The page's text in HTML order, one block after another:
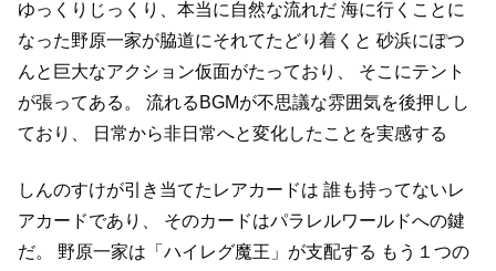
ゆっくりじっくり、本当に自然な流れだ 海に行くことに
なった野原一家が脇道にそれてたどり着くと 砂浜にぽつ
んと巨大なアクション仮面がたっており、
そこにテント
が張ってある。
流れるBGMが不思議な雰囲気を後押しし
ており、
日常から非日常へと変化したことを実感する
しんのすけが引き当てたレアカードは 誰も持ってないレ
アカードであり、
そのカードはパラレルワールドへの鍵
だ。
野原一家は「ハイレグ魔王」が支配する もう１つの